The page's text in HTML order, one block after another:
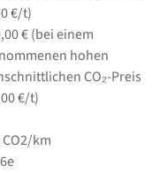
€/t)
€ (bei einem
hohen
CO₂-Preis
€/t)
CO2/km